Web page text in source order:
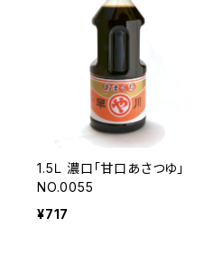
1.5Ｌ 濃口「甘口あさつゆ」
NO.0055
¥717